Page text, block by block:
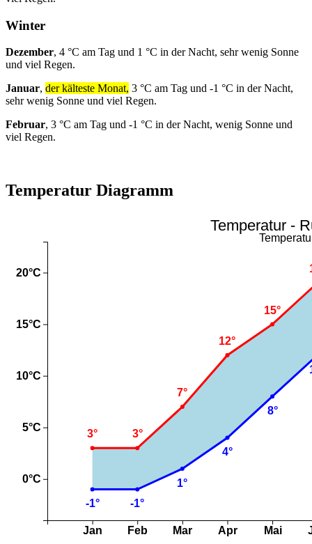
Winter
Dezember, 4 °C am Tag und 1 °C in der Nacht, sehr wenig Sonne
und viel Regen.
Januar, der kälteste Monat, 3 °C am Tag und -1 °C in der Nacht,
sehr wenig Sonne und viel Regen.
Februar, 3 °C am Tag und -1 °C in der Nacht, wenig Sonne und
viel Regen.
Temperatur Diagramm